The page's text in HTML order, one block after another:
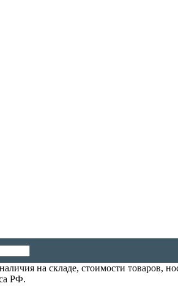
на складе, стоимости товаров,
РФ.